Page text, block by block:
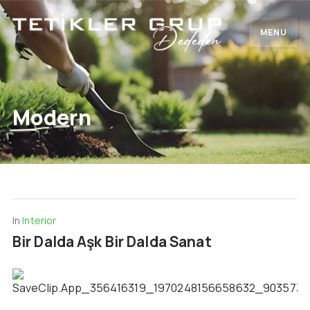
MENU
Modern
In Interior
Bir Dalda Aşk Bir Dalda Sanat